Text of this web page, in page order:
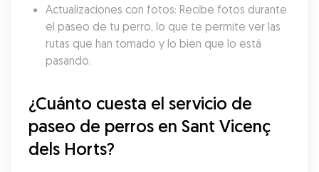
Actualizaciones con fotos: Recibe fotos durante
el paseo de tu perro, lo que te permite ver las
rutas que han tomado y lo bien que lo está
pasando.
¿Cuánto cuesta el servicio de
paseo de perros en Sant Vicenç
dels Horts?